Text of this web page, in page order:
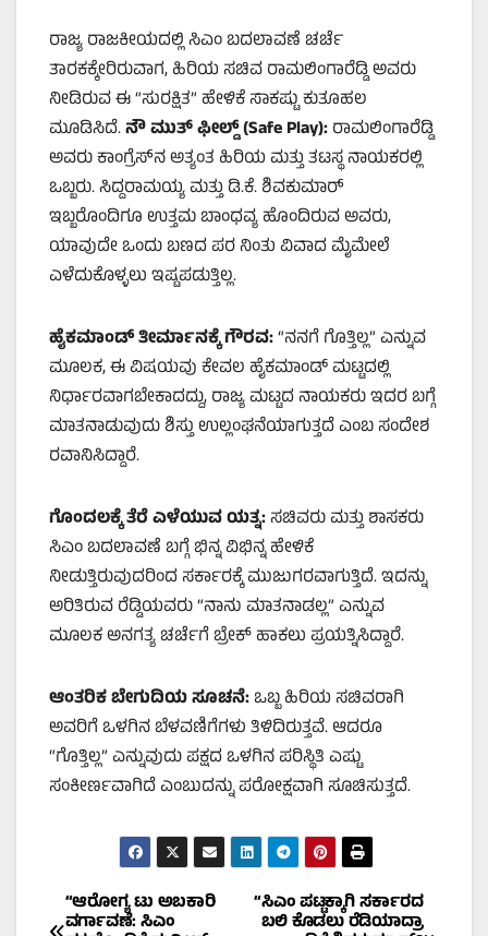
ರಾಜ್ಯ ರಾಜಕೀಯದಲ್ಲಿ ಸಿಎಂ ಬದಲಾವಣೆ ಚರ್ಚೆ
ತಾರಕಕ್ಕೇರಿರುವಾಗ, ಹಿರಿಯ ಸಚಿವ ರಾಮಲಿಂಗಾರೆಡ್ಡಿ ಅವರು
ನೀಡಿರುವ ಈ “ಸುರಕ್ಷಿತ” ಹೇಳಿಕೆ ಸಾಕಷ್ಟು ಕುತೂಹಲ
ಮೂಡಿಸಿದೆ.ನೌ ಮುತ್ ಫೀಲ್ಡ್ (Safe Play):ರಾಮಲಿಂಗಾರೆಡ್ಡಿ
ಅವರು ಕಾಂಗ್ರೆಸ್‌ನ ಅತ್ಯಂತ ಹಿರಿಯ ಮತ್ತು ತಟಸ್ಥ ನಾಯಕರಲ್ಲಿ
ಒಬ್ಬರು. ಸಿದ್ದರಾಮಯ್ಯ ಮತ್ತು ಡಿ.ಕೆ. ಶಿವಕುಮಾರ್
ಇಬ್ಬರೊಂದಿಗೂ ಉತ್ತಮ ಬಾಂಧವ್ಯ ಹೊಂದಿರುವ ಅವರು,
ಯಾವುದೇ ಒಂದು ಬಣದ ಪರ ನಿಂತು ವಿವಾದ ಮೈಮೇಲೆ
ಎಳೆದುಕೊಳ್ಳಲು ಇಷ್ಟಪಡುತ್ತಿಲ್ಲ.
ಹೈಕಮಾಂಡ್ ತೀರ್ಮಾನಕ್ಕೆ ಗೌರವ:“ನನಗೆ ಗೊತ್ತಿಲ್ಲ” ಎನ್ನುವ
ಮೂಲಕ, ಈ ವಿಷಯವು ಕೇವಲ ಹೈಕಮಾಂಡ್ ಮಟ್ಟದಲ್ಲಿ
ನಿರ್ಧಾರವಾಗಬೇಕಾದದ್ದು, ರಾಜ್ಯ ಮಟ್ಟದ ನಾಯಕರು ಇದರ ಬಗ್ಗೆ
ಮಾತನಾಡುವುದು ಶಿಸ್ತು ಉಲ್ಲಂಘನೆಯಾಗುತ್ತದೆ ಎಂಬ ಸಂದೇಶ
ರವಾನಿಸಿದ್ದಾರೆ.
ಗೊಂದಲಕ್ಕೆ ತೆರೆ ಎಳೆಯುವ ಯತ್ನ:ಸಚಿವರು ಮತ್ತು ಶಾಸಕರು
ಸಿಎಂ ಬದಲಾವಣೆ ಬಗ್ಗೆ ಭಿನ್ನ ವಿಭಿನ್ನ ಹೇಳಿಕೆ
ನೀಡುತ್ತಿರುವುದರಿಂದ ಸರ್ಕಾರಕ್ಕೆ ಮುಜುಗರವಾಗುತ್ತಿದೆ. ಇದನ್ನು
ಅರಿತಿರುವ ರೆಡ್ಡಿಯವರು “ನಾನು ಮಾತನಾಡಲ್ಲ” ಎನ್ನುವ
ಮೂಲಕ ಅನಗತ್ಯ ಚರ್ಚೆಗೆ ಬ್ರೇಕ್ ಹಾಕಲು ಪ್ರಯತ್ನಿಸಿದ್ದಾರೆ.
ಆಂತರಿಕ ಬೇಗುದಿಯ ಸೂಚನೆ:ಒಬ್ಬ ಹಿರಿಯ ಸಚಿವರಾಗಿ
ಅವರಿಗೆ ಒಳಗಿನ ಬೆಳವಣಿಗೆಗಳು ತಿಳಿದಿರುತ್ತವೆ. ಆದರೂ
“ಗೊತ್ತಿಲ್ಲ” ಎನ್ನುವುದು ಪಕ್ಷದ ಒಳಗಿನ ಪರಿಸ್ಥಿತಿ ಎಷ್ಟು
ಸಂಕೀರ್ಣವಾಗಿದೆ ಎಂಬುದನ್ನು ಪರೋಕ್ಷವಾಗಿ ಸೂಚಿಸುತ್ತದೆ.
Post “ಸಿಎಂ ಪಟ್ಟಕ್ಕಾಗಿ ಸರ್ಕಾರದ
ಬಲಿ ಕೊಡಲು ರೆಡಿಯಾದ್ರಾ
“ಆರೋಗ್ಯ ಟು ಅಬಕಾರಿ
ವರ್ಗಾವಣೆ: ಸಿಎಂ